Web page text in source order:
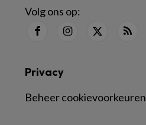
Volg ons op:
Privacy
Beheer cookievoorkeuren